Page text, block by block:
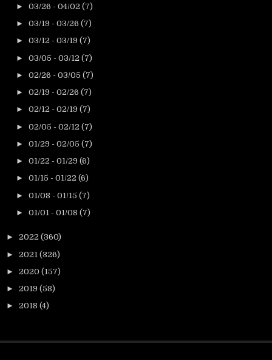
► 03/26 - 04/02 (7)
► 03/19 - 03/26 (7)
► 03/12 - 03/19 (7)
► 03/05 - 03/12 (7)
► 02/26 - 03/05 (7)
► 02/19 - 02/26 (7)
► 02/12 - 02/19 (7)
► 02/05 - 02/12 (7)
► 01/29 - 02/05 (7)
► 01/22 - 01/29 (6)
► 01/15 - 01/22 (6)
► 01/08 - 01/15 (7)
► 01/01 - 01/08 (7)
► 2022 (360)
► 2021 (326)
► 2020 (157)
► 2019 (58)
► 2018 (4)